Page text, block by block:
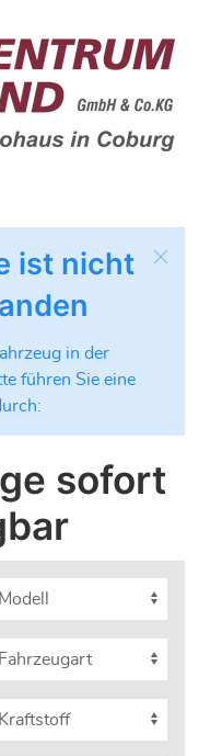
ist nicht
in der
führen Sie eine
sofort